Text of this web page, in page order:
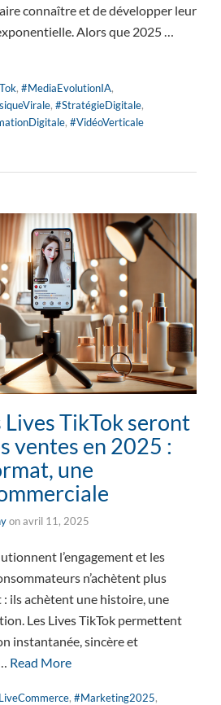
connaître et de développer leur
Alors que 2025 …
, #MediaEvolutionIA,
, #StratégieDigitale,
, #VidéoVerticale
TikTok seront
ventes en 2025 :
une
onavril 11, 2025
l’engagement et les
n’achètent plus
ils achètent une histoire, une
Les Lives TikTok permettent
instantanée, sincère et
Read More
, #Marketing2025,